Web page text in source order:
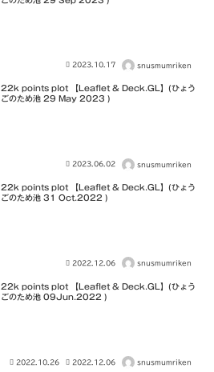
2023.10.17 snusmumriken
22k points plot 【Leaflet & Deck.GL】(ひょう
ごのため池 29 May 2023 )
2023.06.02 snusmumriken
22k points plot 【Leaflet & Deck.GL】(ひょう
ごのため池 31 Oct.2022 )
2022.12.06 snusmumriken
22k points plot 【Leaflet & Deck.GL】(ひょう
ごのため池 09Jun.2022 )
2022.10.26 2022.12.06 snusmumriken